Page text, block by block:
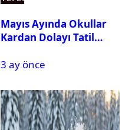
Mayıs Ayında Okullar
Kardan Dolayı Tatil
3 ay önce